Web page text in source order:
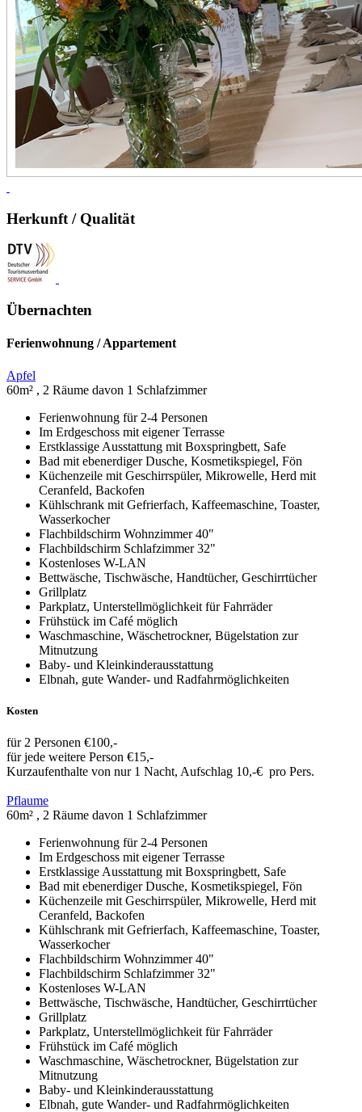
Herkunft / Qualität
Übernachten
Ferienwohnung / Appartement
Apfel
60m² , 2 Räume davon 1 Schlafzimmer
Ferienwohnung für 2-4 Personen
Im Erdgeschoss mit eigener Terrasse
Erstklassige Ausstattung mit Boxspringbett, Safe
Bad mit ebenerdiger Dusche, Kosmetikspiegel, Fön
Küchenzeile mit Geschirrspüler, Mikrowelle, Herd mit
Ceranfeld, Backofen
Kühlschrank mit Gefrierfach, Kaffeemaschine, Toaster,
Wasserkocher
Flachbildschirm Wohnzimmer 40"
Flachbildschirm Schlafzimmer 32"
Kostenloses W-LAN
Bettwäsche, Tischwäsche, Handtücher, Geschirrtücher
Grillplatz
Parkplatz, Unterstellmöglichkeit für Fahrräder
Frühstück im Café möglich
Waschmaschine, Wäschetrockner, Bügelstation zur
Mitnutzung
Baby- und Kleinkinderausstattung
Elbnah, gute Wander- und Radfahrmöglichkeiten
Kosten
für 2 Personen €100,-
für jede weitere Person €15,-
Kurzaufenthalte von nur 1 Nacht, Aufschlag 10,-€ pro Pers.
Pflaume
60m² , 2 Räume davon 1 Schlafzimmer
Ferienwohnung für 2-4 Personen
Im Erdgeschoss mit eigener Terrasse
Erstklassige Ausstattung mit Boxspringbett, Safe
Bad mit ebenerdiger Dusche, Kosmetikspiegel, Fön
Küchenzeile mit Geschirrspüler, Mikrowelle, Herd mit
Ceranfeld, Backofen
Kühlschrank mit Gefrierfach, Kaffeemaschine, Toaster,
Wasserkocher
Flachbildschirm Wohnzimmer 40"
Flachbildschirm Schlafzimmer 32"
Kostenloses W-LAN
Bettwäsche, Tischwäsche, Handtücher, Geschirrtücher
Grillplatz
Parkplatz, Unterstellmöglichkeit für Fahrräder
Frühstück im Café möglich
Waschmaschine, Wäschetrockner, Bügelstation zur
Mitnutzung
Baby- und Kleinkinderausstattung
Elbnah, gute Wander- und Radfahrmöglichkeiten